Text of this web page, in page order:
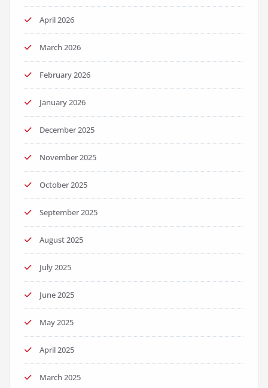
April 2026
March 2026
February 2026
January 2026
December 2025
November 2025
October 2025
September 2025
August 2025
July 2025
June 2025
May 2025
April 2025
March 2025